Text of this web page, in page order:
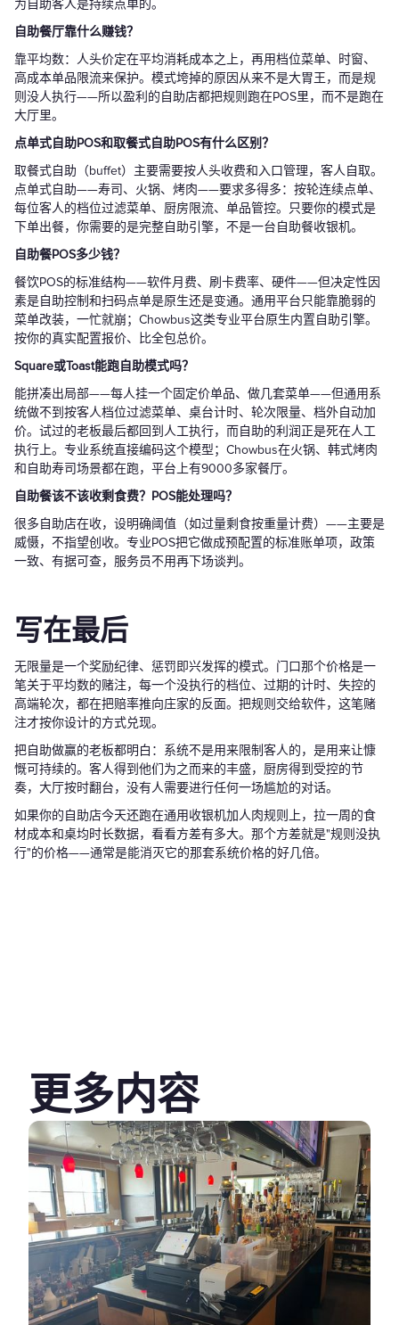
为自助客人是持续点单的。
自助餐厅靠什么赚钱？
靠平均数：人头价定在平均消耗成本之上，再用档位菜单、时窗、
高成本单品限流来保护。模式垮掉的原因从来不是大胃王，而是规
则没人执行——所以盈利的自助店都把规则跑在POS里，而不是跑在
大厅里。
点单式自助POS和取餐式自助POS有什么区别？
取餐式自助（buffet）主要需要按人头收费和入口管理，客人自取。
点单式自助——寿司、火锅、烤肉——要求多得多：按轮连续点单、
每位客人的档位过滤菜单、厨房限流、单品管控。只要你的模式是
下单出餐，你需要的是完整自助引擎，不是一台自助餐收银机。
自助餐POS多少钱？
餐饮POS的标准结构——软件月费、刷卡费率、硬件——但决定性因
素是自助控制和扫码点单是原生还是变通。通用平台只能靠脆弱的
菜单改装，一忙就崩；Chowbus这类专业平台原生内置自助引擎。
按你的真实配置报价、比全包总价。
Square或Toast能跑自助模式吗？
能拼凑出局部——每人挂一个固定价单品、做几套菜单——但通用系
统做不到按客人档位过滤菜单、桌台计时、轮次限量、档外自动加
价。试过的老板最后都回到人工执行，而自助的利润正是死在人工
执行上。专业系统直接编码这个模型；Chowbus在火锅、韩式烤肉
和自助寿司场景都在跑，平台上有9000多家餐厅。
自助餐该不该收剩食费？POS能处理吗？
很多自助店在收，设明确阈值（如过量剩食按重量计费）——主要是
威慑，不指望创收。专业POS把它做成预配置的标准账单项，政策
一致、有据可查，服务员不用再下场谈判。
写在最后
无限量是一个奖励纪律、惩罚即兴发挥的模式。门口那个价格是一
笔关于平均数的赌注，每一个没执行的档位、过期的计时、失控的
高端轮次，都在把赔率推向庄家的反面。把规则交给软件，这笔赌
注才按你设计的方式兑现。
把自助做赢的老板都明白：系统不是用来限制客人的，是用来让慷
慨可持续的。客人得到他们为之而来的丰盛，厨房得到受控的节
奏，大厅按时翻台，没有人需要进行任何一场尴尬的对话。
如果你的自助店今天还跑在通用收银机加人肉规则上，拉一周的食
材成本和桌均时长数据，看看方差有多大。那个方差就是"规则没执
行"的价格——通常是能消灭它的那套系统价格的好几倍。
更多内容